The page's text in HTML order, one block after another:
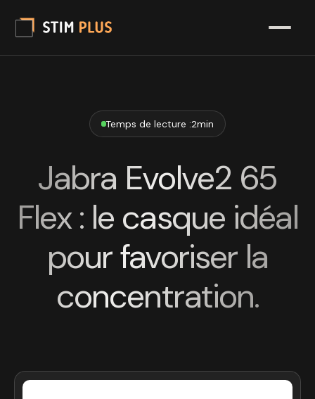
Temps de lecture :2min
Jabra Evolve2 65
Flex : le casque idéal
pour favoriser la
concentration.